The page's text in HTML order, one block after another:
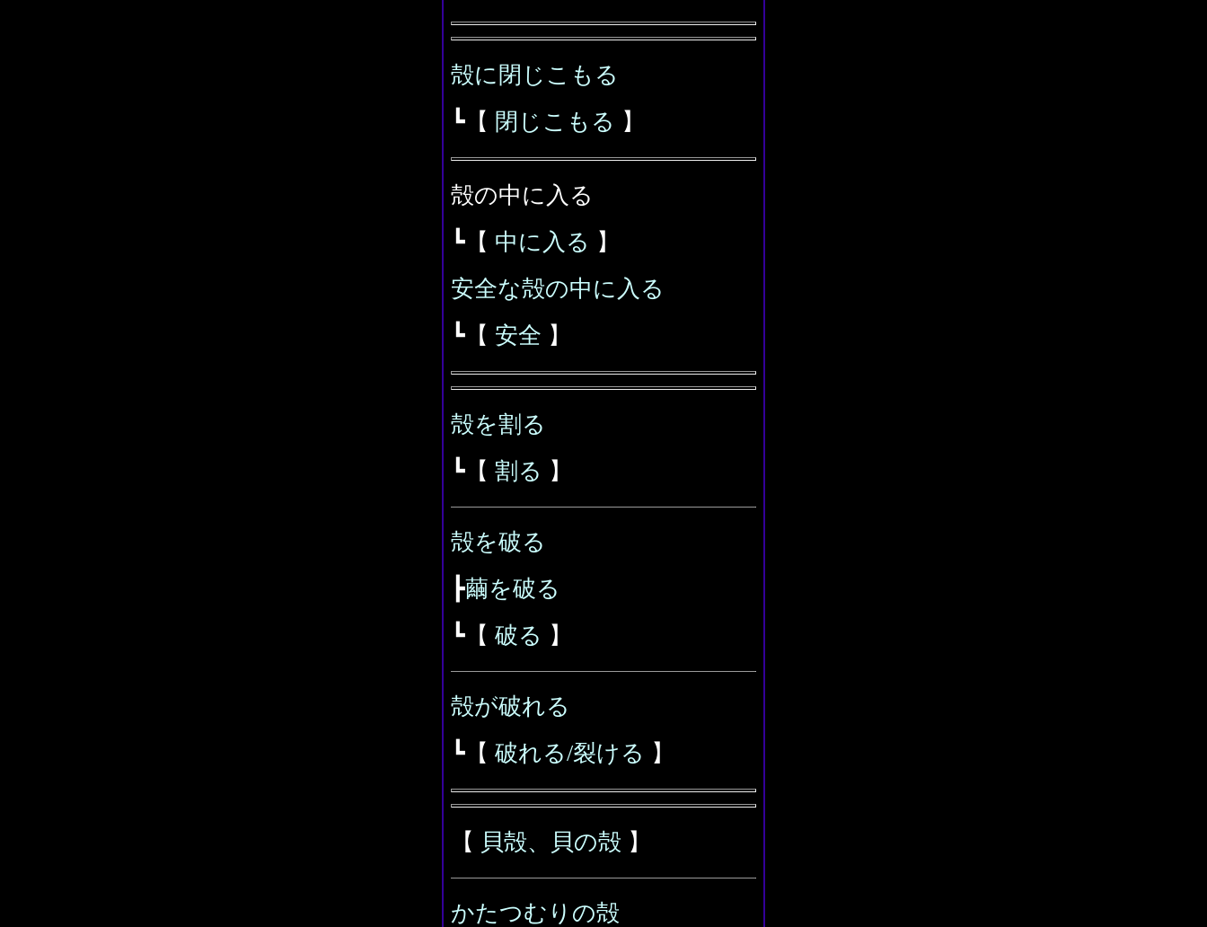
殻に閉じこもる
┗【 閉じこもる 】
殻の中に入る
┗【 中に入る 】
安全な殻の中に入る
┗【 安全 】
殻を割る
┗【 割る 】
殻を破る
┣繭を破る
┗【 破る 】
殻が破れる
┗【 破れる/裂ける 】
【 貝殻、貝の殻 】
かたつむりの殻